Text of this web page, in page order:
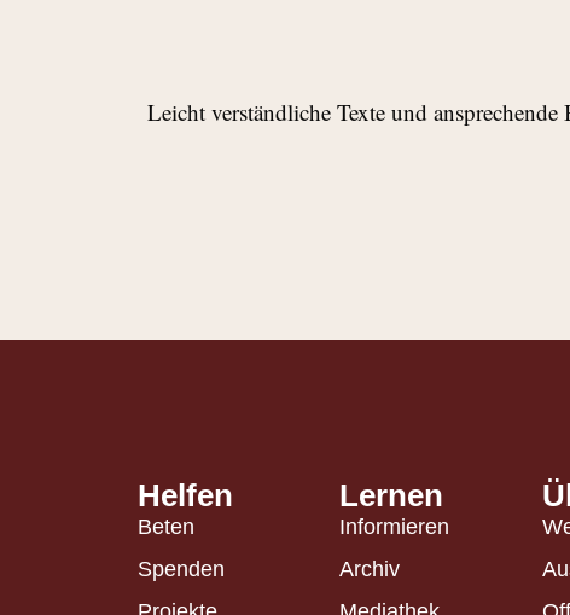
Leicht verständliche Texte und
Helfen
Beten
Spenden
Lernen
Informieren
Archiv